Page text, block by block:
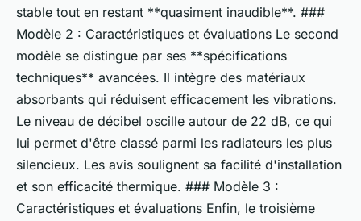
stable tout en restant **quasiment inaudible**. ###
Modèle 2 : Caractéristiques et évaluations Le second
modèle se distingue par ses **spécifications
techniques** avancées. Il intègre des matériaux
absorbants qui réduisent efficacement les vibrations.
Le niveau de décibel oscille autour de 22 dB, ce qui
lui permet d'être classé parmi les radiateurs les plus
silencieux. Les avis soulignent sa facilité d'installation
et son efficacité thermique. ### Modèle 3 :
Caractéristiques et évaluations Enfin, le troisième